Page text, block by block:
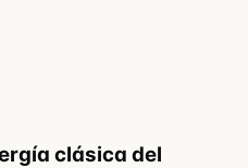
clásica del